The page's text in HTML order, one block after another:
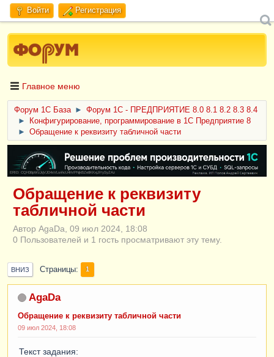
Войти Регистрация
Главное меню
Форум 1C База ►
Форум 1С - ПРЕДПРИЯТИЕ 8.0 8.1 8.2 8.3 8.4
►
Конфигурирование, программирование в 1С Предприятие 8
►
Обращение к реквизиту табличной части
ERID: CQH36pWzJqVJD4xVLsnhcU4hVPNjkBZe8KKxjJiYySyZAz
Обращение к реквизиту
табличной части
Автор AgaDa, 09 июл 2024, 18:08
0 Пользователей и 1 гость просматривают эту тему.
ВНИЗ Страницы 1
AgaDa
Обращение к реквизиту табличной части
09 июл 2024, 18:08
Текст задания: